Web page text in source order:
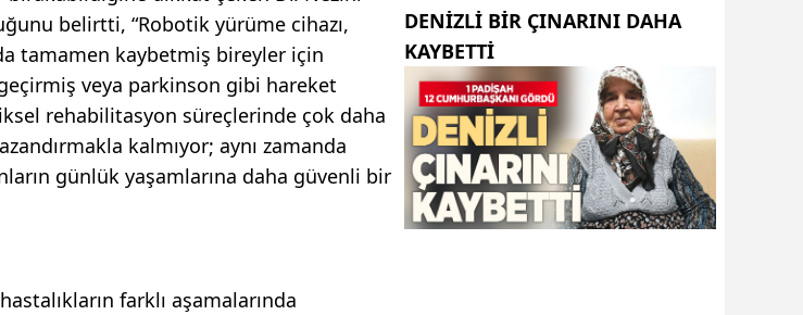
belirtti, “Robotik yürüme cihazı,
tamamen kaybetmiş bireyler için
veya parkinson gibi hareket
rehabilitasyon süreçlerinde çok daha
kalmıyor; aynı zamanda
günlük yaşamlarına daha güvenli bir
farklı aşamalarında
DENIZLI BIR ÇINARINI DAHA
KAYBETTI